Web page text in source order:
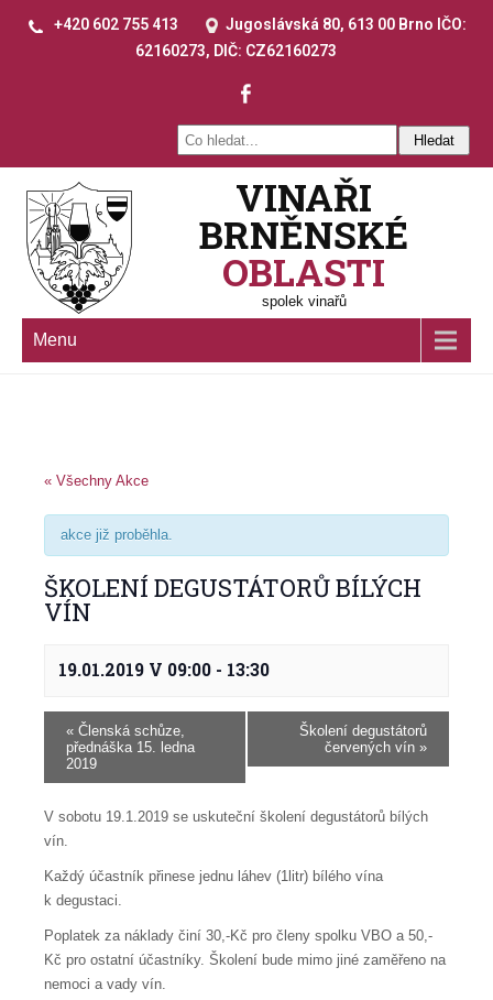
+420 602 755 413
Jugoslávská 80, 613 00 Brno IČO:
62160273, DIČ: CZ62160273
VINAŘI
BRNĚNSKÉ
OBLASTI
spolek vinařů
Menu
« Všechny Akce
akce již proběhla.
ŠKOLENÍ DEGUSTÁTORŮ BÍLÝCH
VÍN
19.01.2019 V 09:00 - 13:30
« Členská schůze,
přednáška 15. ledna
2019
Školení degustátorů
červených vín »
V sobotu 19.1.2019 se uskuteční školení degustátorů bílých
vín.
Každý účastník přinese jednu láhev (1litr) bílého vína
k degustaci.
Poplatek za náklady činí 30,-Kč pro členy spolku VBO a 50,-
Kč pro ostatní účastníky. Školení bude mimo jiné zaměřeno na
nemoci a vady vín.